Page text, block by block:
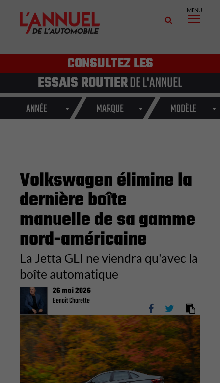
MENU
CONSULTEZ LES
ESSAIS ROUTIERDE L'ANNUEL
ANNÉE MARQUE MODÈLE
Volkswagen élimine la
dernière boîte
manuelle de sa gamme
nord-américaine
La Jetta GLI ne viendra qu'avec la
boîte automatique
26 mai 2026
Benoit Charette